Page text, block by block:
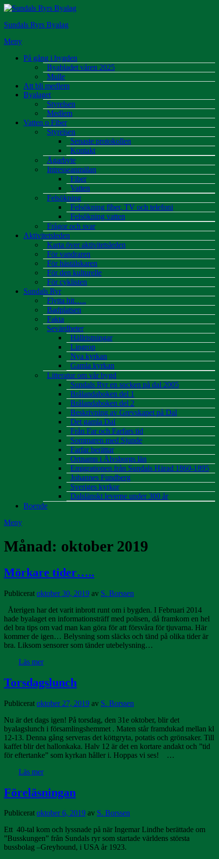
Hoppa
innehåll
Sundals Ryrs Byalag
Meny
På gång i bygden
Byabladet våren 2025
Mulle
Att bli medlem
Byalaget
Styrelsen
Medlem
Vatten o Fiber
Styrelsen
Senaste protokollen
Kontakt
Ägarbyte
Intresseanmälan
Fiber
Vatten
Felsökning
Felsökning fiber, TV och telefoni
Felsökning vatten
Frågor och svar
Aktivitetsleden
Karta över aktivitetsleden
För vandraren
För hästälskaren
För den kulturelle
För cyklisten
Sundals Ryr
Flytta hit…..
Badplatsen
Fakta
Sevärdheter
Hällristningar
Lingrop
Nya kyrkan
Gamla kyrkan
Litteratur om vår bygd
Sundals Ryr en socken på dal 2005
Brålandaboken del 1
Brålandaboken del 2
Beskrivning av Grevskapet på Dal
Det gamla Dal
Från Far och Farfars tid
Sommaren med Sjunde
Farfar berättar
Ortnamn i Älvsborgs län
Emigrationen från Sundals Härad 1860-1895
Johannes Fundberg
Sveriges kyrkor
Dalslänskt leverne under 300 år
Boende
Meny
Månad: oktober 2019
Mörkare tider…..
Publicerat oktober 30, 2019 av S. Borssen
Återigen har det varit inbrott runt om i bygden. I Februari 2014
hade byalaget en informationsträff med polisen, då framkom en hel
del bra tips om vad man kan göra för att försvåra för tjuvarna. Här
kommer de igen… Belysning som släcks och tänd på olika tider är
bra. Liksom sensorer som tänder utebelysning…
Läs mer
Torsdagslunch
Publicerat oktober 27, 2019 av S. Borssen
Nu är det dags igen! På torsdag, den 31e oktober, blir det
byalagslunch i församlingshemmet . Maten står framdukad mellan kl
12-13. Denna gång serveras det köttgryta, potatis och grönsaker. Till
kaffet blir det hallonkaka. Halv 12 är det en kortare andakt och ”tid
för eftertanke” som kyrkan håller i. Hoppas vi ses! …
Läs mer
Föreläsningan
Publicerat oktober 6, 2019 av S. Borssen
Ett 40-tal kom och lyssnade på när Ingemar Lindhe berättade om
”Busskungen” från Sundals ryr som startade världens största
bussbolag –Greyhound, i USA år 1923.